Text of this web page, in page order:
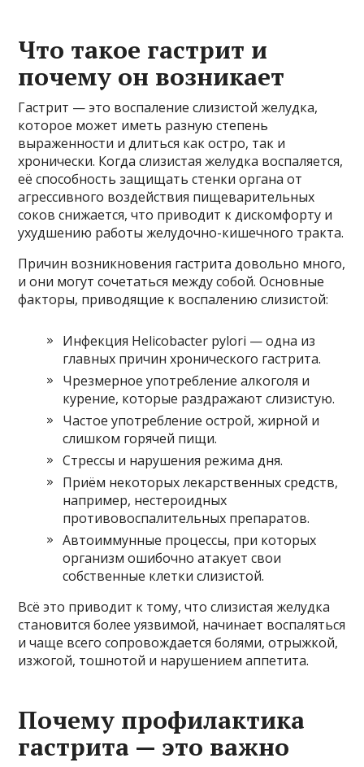
Что такое гастрит и
почему он возникает
Гастрит — это воспаление слизистой желудка,
которое может иметь разную степень
выраженности и длиться как остро, так и
хронически. Когда слизистая желудка воспаляется,
её способность защищать стенки органа от
агрессивного воздействия пищеварительных
соков снижается, что приводит к дискомфорту и
ухудшению работы желудочно-кишечного тракта.
Причин возникновения гастрита довольно много,
и они могут сочетаться между собой. Основные
факторы, приводящие к воспалению слизистой:
Инфекция Helicobacter pylori — одна из
главных причин хронического гастрита.
Чрезмерное употребление алкоголя и
курение, которые раздражают слизистую.
Частое употребление острой, жирной и
слишком горячей пищи.
Стрессы и нарушения режима дня.
Приём некоторых лекарственных средств,
например, нестероидных
противовоспалительных препаратов.
Автоиммунные процессы, при которых
организм ошибочно атакует свои
собственные клетки слизистой.
Всё это приводит к тому, что слизистая желудка
становится более уязвимой, начинает воспаляться
и чаще всего сопровождается болями, отрыжкой,
изжогой, тошнотой и нарушением аппетита.
Почему профилактика
гастрита — это важно